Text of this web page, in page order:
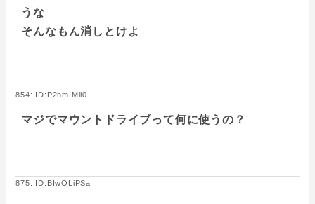
うな
そんなもん消しとけよ
854: ID:P2hmIMll0
マジでマウントドライブって何に使うの？
875: ID:BIwOLiPSa